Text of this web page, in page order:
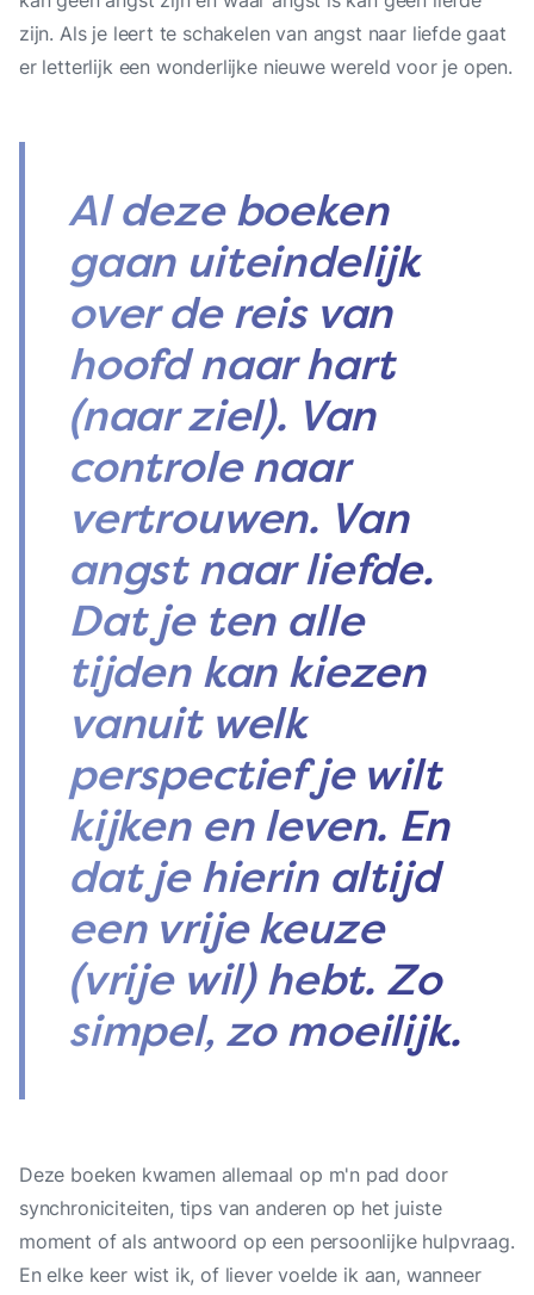
zijn. Als je leert te schakelen van angst naar liefde gaat
er letterlijk een wonderlijke nieuwe wereld voor je open.
Al deze boeken
gaan uiteindelijk
over de reis van
hoofd naar hart
(naar ziel). Van
controle naar
vertrouwen. Van
angst naar liefde.
Dat je ten alle
tijden kan kiezen
vanuit welk
perspectief je wilt
kijken en leven. En
dat je hierin altijd
een vrije keuze
(vrije wil) hebt. Zo
simpel, zo moeilijk.
Deze boeken kwamen allemaal op m'n pad door
synchroniciteiten, tips van anderen op het juiste
moment of als antwoord op een persoonlijke hulpvraag.
En elke keer wist ik, of liever voelde ik aan, wanneer